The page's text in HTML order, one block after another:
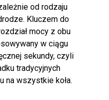
od rodzaju
Kluczem do
mocy z obu
w ciągu
sekundy, czyli
tradycyjnych
na wszystkie koła.